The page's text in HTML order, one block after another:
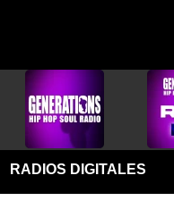
RADIOS DIGITALES